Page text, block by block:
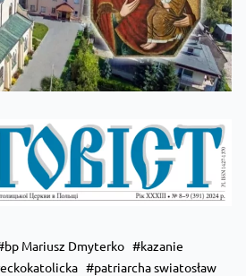
Zobacz na Facebooku · Udostępnij
bp Mariusz Dmyterko
kazanie
patriarcha swiatosław